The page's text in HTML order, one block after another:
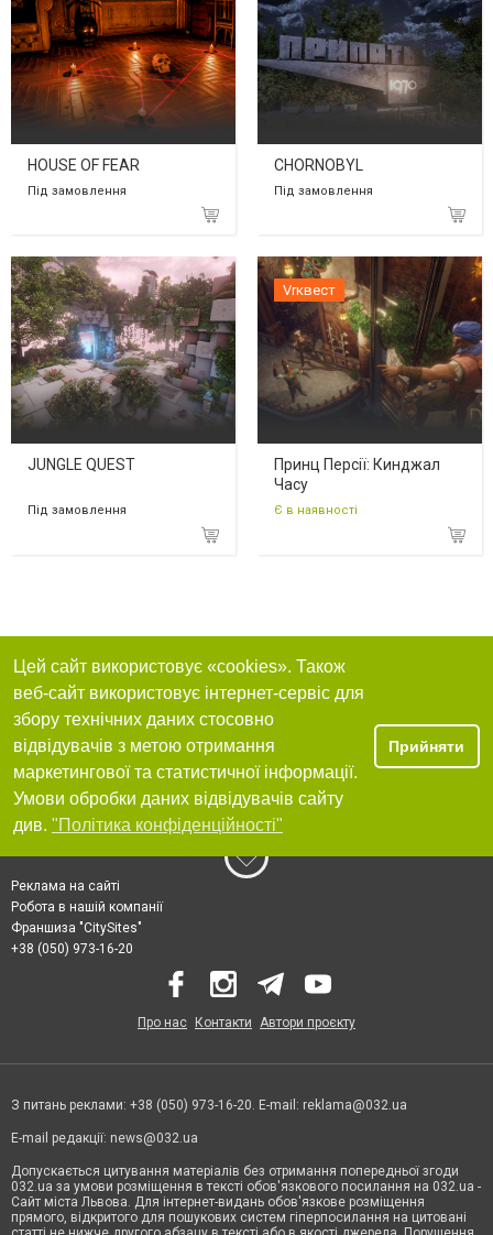
HOUSE OF FEAR
Під замовлення
CHORNOBYL
Під замовлення
JUNGLE QUEST
Під замовлення
Vrквест
Принц Персії: Кинджал
Часу
Є в наявності
Цей сайт використовує «cookies». Також
веб-сайт використовує інтернет-сервіс для
збору технічних даних стосовно
відвідувачів з метою отримання
маркетингової та статистичної інформації.
Умови обробки даних відвідувачів сайту
див. "Політика конфіденційності"
Прийняти
Реклама на сайті
Робота в нашій компанії
Франшиза "CitySites"
+38 (050) 973-16-20
Про нас Контакти Автори проєкту
З питань реклами: +38 (050) 973-16-20. E-mail: reklama@032.ua
E-mail редакції: news@032.ua
Допускається цитування матеріалів без отримання попередньої згоди
032.ua за умови розміщення в тексті обов'язкового посилання на 032.ua -
Сайт міста Львова. Для інтернет-видань обов'язкове розміщення
прямого, відкритого для пошукових систем гіперпосилання на цитовані